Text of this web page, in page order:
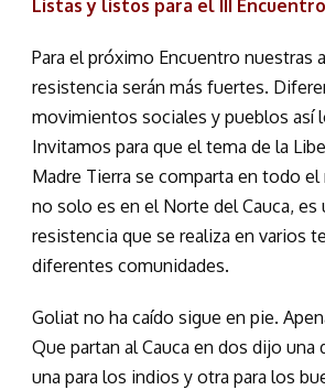
Listas y listos para el III
Para el próximo Encuentro nuestras
resistencia serán más fuertes.
movimientos sociales y pueblos así
Invitamos para que el tema de la
Madre Tierra se comparta en todo
no solo es en el Norte del Cauca, es
resistencia que se realiza en varios
diferentes comunidades.
Goliat no ha caído sigue en pie.
Que partan al Cauca en dos dijo una
una para los indios y otra para los